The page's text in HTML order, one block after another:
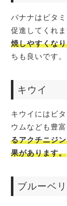
バナナはビタ
促進してくれ
焼しやすくな
ちも良いです。
キウイ
キウイにはビ
ウムなども豊
るアクチニジ
果があります。
ブルーベ